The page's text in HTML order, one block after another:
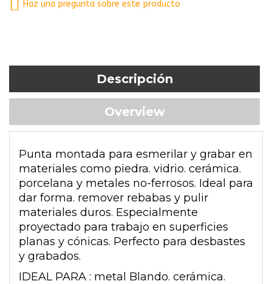
Haz una pregunta sobre este producto
Descripción
Overview
Punta montada para esmerilar y grabar en
materiales como piedra. vidrio. cerámica.
porcelana y metales no-ferrosos. Ideal para
dar forma. remover rebabas y pulir
materiales duros. Especialmente
proyectado para trabajo en superficies
planas y cónicas. Perfecto para desbastes
y grabados.
IDEAL PARA : metal Blando. cerámica.